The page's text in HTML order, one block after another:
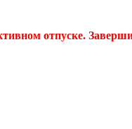
отпуске.